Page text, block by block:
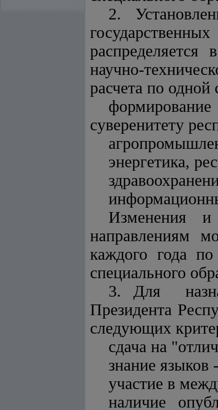
2.
распределяется
научно-
расчета по
формирование
суверенитету
энергетика,
Изменения и
направлениям
каждого года
специального
3. Для
Президента
следующих
сдача на
знание языков
участие в
наличие